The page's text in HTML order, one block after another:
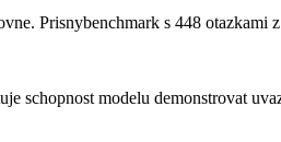
. Prisnybenchmark s 448 otazkami
schopnost modelu demonstrovat